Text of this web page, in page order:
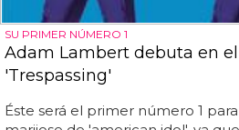
SU PRIMER NÚMERO 1
Adam Lambert debuta en
'Trespassing'
Éste será el primer número 1